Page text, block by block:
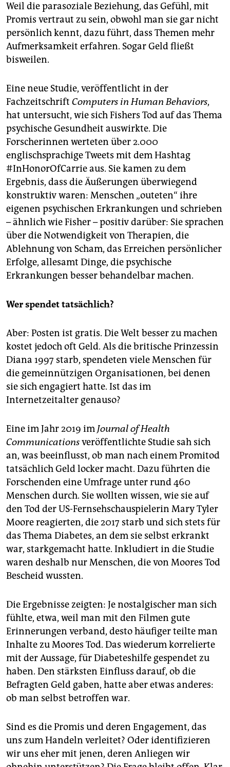
Weil die parasoziale Beziehung, das Gefühl, mit
Promis vertraut zu sein, obwohl man sie gar nicht
persönlich kennt, dazu führt, dass Themen mehr
Aufmerksamkeit erfahren. Sogar Geld fließt
bisweilen.
Eine neue Studie, veröffentlicht in der
Fachzeitschrift Computers in Human Behaviors,
hat untersucht, wie sich Fishers Tod auf das Thema
psychische Gesundheit auswirkte. Die
Forscherinnen werteten über 2.000
englischsprachige Tweets mit dem Hashtag
#InHonor­Of­Carrie aus. Sie kamen zu dem
Ergebnis, dass die Äußerungen überwiegend
konstruktiv waren: Menschen „outeten“ ihre
eigenen psychischen Erkrankungen und schrieben
– ähnlich wie Fisher – positiv darüber: Sie sprachen
über die Notwendigkeit von Therapien, die
Ablehnung von Scham, das Erreichen persönlicher
Erfolge, allesamt Dinge, die psychische
Erkrankungen besser behandelbar machen.
Wer spendet tatsächlich?
Aber: Posten ist gratis. Die Welt besser zu machen
kostet jedoch oft Geld. Als die britische Prinzessin
Diana 1997 starb, spendeten viele Menschen für
die gemeinnützigen Organisationen, bei denen
sie sich engagiert hatte. Ist das im
Internetzeitalter genauso?
Eine im Jahr 2019 im Journal of Health
Communicationsveröffentlichte Studie sah sich
an, was beeinflusst, ob man nach einem Promitod
tatsächlich Geld locker macht. Dazu führten die
Forschenden eine Umfrage unter rund 460
Menschen durch. Sie wollten wissen, wie sie auf
den Tod der US-Fernsehschauspielerin Mary Tyler
Moore reagierten, die 2017 starb und sich stets für
das Thema Diabetes, an dem sie selbst erkrankt
war, starkgemacht hatte. Inkludiert in die Studie
waren deshalb nur Menschen, die von Moores Tod
Bescheid wussten.
Die Ergebnisse zeigten: Je nostalgischer man sich
fühlte, etwa, weil man mit den Filmen gute
Erinnerungen verband, desto häufiger teilte man
Inhalte zu Moores Tod. Das wiederum korrelierte
mit der Aussage, für Diabeteshilfe gespendet zu
haben. Den stärksten Einfluss darauf, ob die
Befragten Geld gaben, hatte aber etwas anderes:
ob man selbst betroffen war.
Sind es die Promis und deren Engagement, das
uns zum Handeln verleitet? Oder identifizieren
wir uns eher mit jenen, deren Anliegen wir